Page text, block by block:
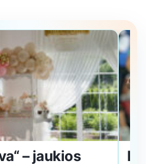
– jaukios